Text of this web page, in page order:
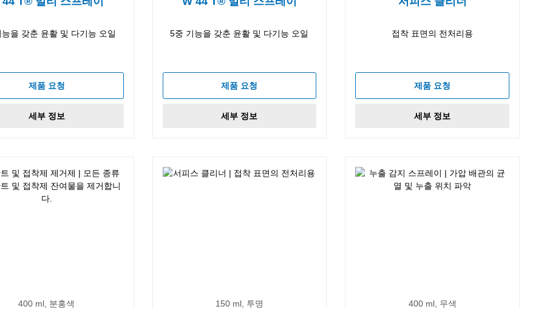
을 갖춘 윤활 및 다기능 오일
제품 요청
세부 정보
5중 기능을 갖춘 윤활 및 다기능 오일
제품 요청
세부 정보
접착 표면의 전처리용
제품 요청
세부 정보
400 ml, 분홍색 150 ml, 투명 400 ml, 무색